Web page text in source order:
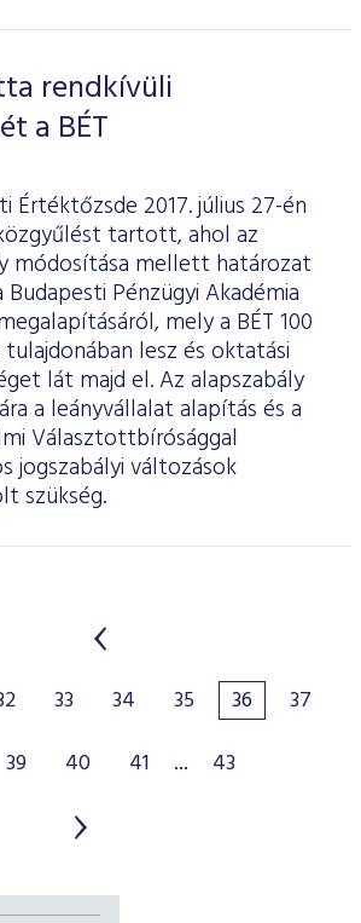
rendkívüli
a BÉT
Értéktőzsde 2017. július 27-én
tartott, ahol az
módosítása mellett határozat
Pénzügyi Akadémia
mely a BÉT 100
lesz és oktatási
lát majd el. Az alapszabály
a leányvállalat alapítás és a
Választottbírósággal
jogszabályi változások
szükség.
33 34 35 36
37
39 40 41 ... 43